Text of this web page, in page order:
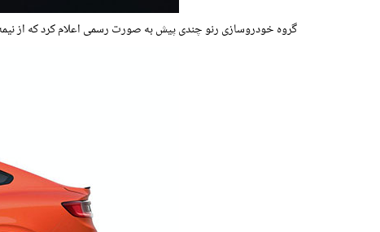
گروه خودروسازی رنو چندی پیش به صورت رسمی اعلام کرد که از نیمه